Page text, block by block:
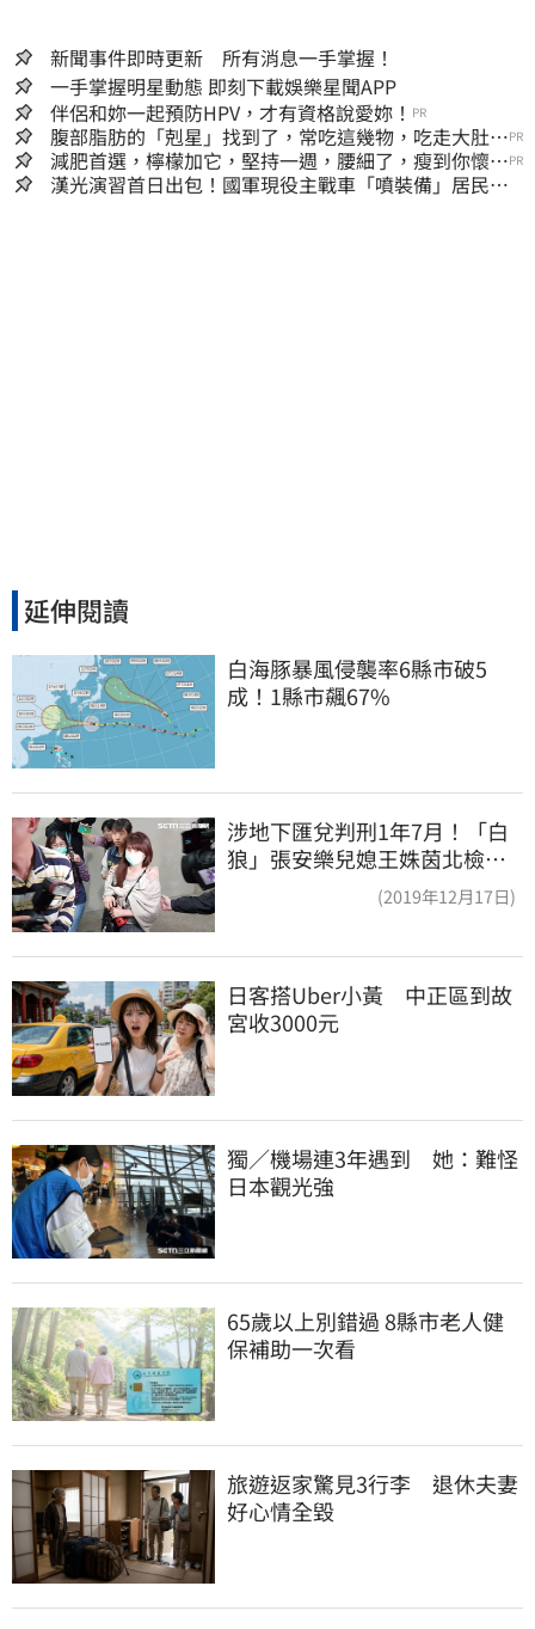
新聞事件即時更新 所有消息一手掌握！
一手掌握明星動態 即刻下載娛樂星聞APP
伴侶和妳一起預防HPV，才有資格說愛妳！ PR
腹部脂肪的「剋星」找到了，常吃這幾物，吃走大肚
囊，瘦出小蠻腰
PR
減肥首選，檸檬加它，堅持一週，腰細了，瘦到你懷疑
人生
PR
漢光演習首日出包！國軍現役主戰車「噴裝備」居民撿
延伸閱讀
白海豚暴風侵襲率6縣市破5
成！1縣市飆67%
涉地下匯兌判刑1年7月！「白
狼」張安樂兒媳王姝茵北檢報
(2019年12月17日)
日客搭Uber小黃　中正區到故
宮收3000元
獨／機場連3年遇到　她：難怪
日本觀光強
65歲以上別錯過 8縣市老人健
保補助一次看
旅遊返家驚見3行李　退休夫妻
好心情全毀